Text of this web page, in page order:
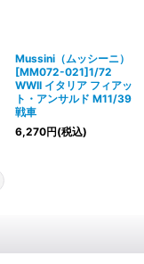
Mussini（ムッシーニ）
[MM072-021]1/72
WWII イタリア フィアッ
ト・アンサルド M11/39
戦車
6,270円(税込)